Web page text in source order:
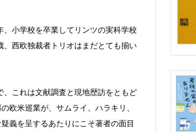
小学校を卒業してリンツの実科学校
西欧独裁者トリオはまだとても揃い
これは文献調査と現地歴訪をともど
欧米巡業が、サムライ、ハラキリ、
義を呈するあたりにこそ著者の面目